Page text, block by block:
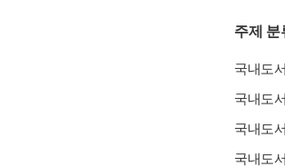
주제 분
국내도
국내도
국내도
국내도